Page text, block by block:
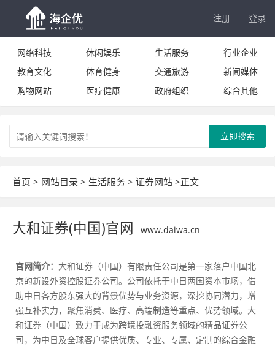
注册 登录
网络科技 休闲娱乐 生活服务
行业企业
教育文化
体育健身 交通旅游
新闻媒体
购物网站
医疗健康 政府组织 综合其他
立即搜索
首页 > 网站目录 > 生活服务 > 证券网站 >正文
大和证券(中国)官网 www.daiwa.cn
官网简介： 大和证券（中国）有限责任公司是第一家落户中国北
京的新设外资控股证券公司。公司依托于中日两国资本市场，借
助中日各方股东强大的背景优势与业务资源，深挖协同潜力，增
强互补实力，聚焦消费、医疗、高端制造等重点、优势领域。大
和证券（中国）致力于成为跨境投融资服务领域的精品证券公
司，为中日及全球客户提供优质、专业、专属、定制的综合金融